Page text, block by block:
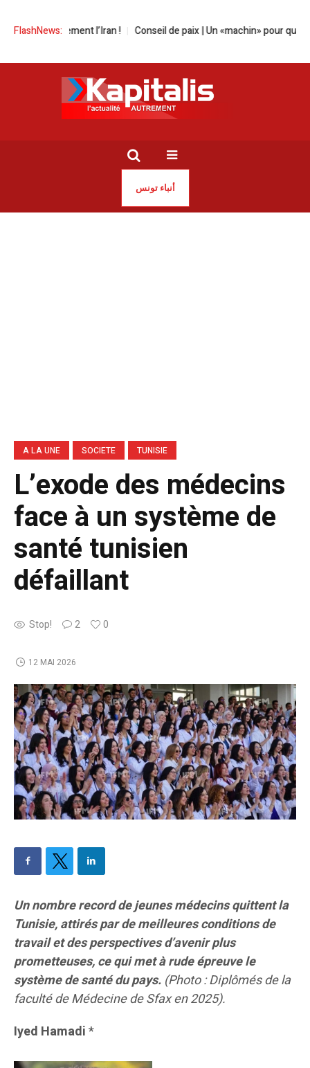
FlashNews:
l’Iran ! Conseil de paix | Un «machin» pour quoi faire ?
أنباء تونس
A LA UNE SOCIETE TUNISIE
L’exode des médecins
face à un système de
santé tunisien
défaillant
Stop! 2 0
12 MAI 2026
Un nombre record de jeunes médecins quittent la
Tunisie, attirés par de meilleures conditions de
travail et des perspectives d’avenir plus
prometteuses, ce qui met à rude épreuve le
système de santé du pays. (Photo : Diplômés de la
faculté de Médecine de Sfax en 2025).
Iyed Hamadi*